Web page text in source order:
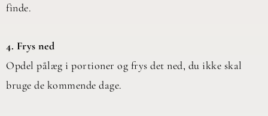
finde.
4. Frys ned
Opdel pålæg i portioner og frys det ned, du ikke skal
bruge de kommende dage.